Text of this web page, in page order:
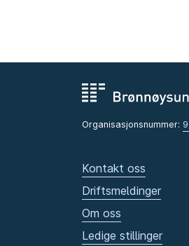
Organisasjonsnummer:
Kontakt oss
Driftsmeldinger
Om oss
Ledige stillinger